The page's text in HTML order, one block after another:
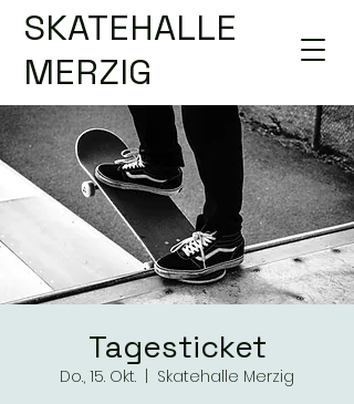
SKATEHALLE
MERZIG
Tagesticket
Do., 15. Okt.
Skatehalle Merzig